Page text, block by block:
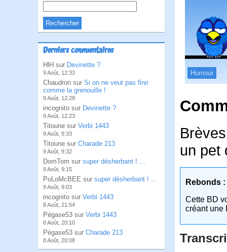
Derniers commentaires
HlH sur Devinette ?
9 Août, 12:33
Chaudron sur Si on ne veut pas finir
comme la grenouille !
9 Août, 12:28
incognito sur Devinette ?
9 Août, 12:23
Titoune sur Verbi 1443
9 Août, 9:33
Titoune sur Charade 213
9 Août, 9:32
DomTom sur super désherbant ! ...
9 Août, 9:15
PoLoMcBEE sur super désherbant ! ...
9 Août, 9:03
incognito sur Verbi 1443
8 Août, 21:54
Pégase53 sur Verbi 1443
8 Août, 20:10
Pégase53 sur Charade 213
8 Août, 20:08
Humour
un pet
Rebonds :
Cette BD
créant une